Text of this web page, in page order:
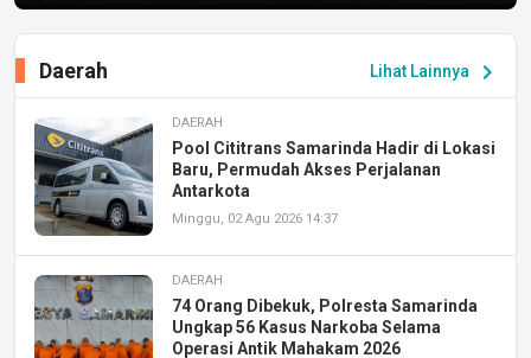
Lihat Lainnya chevron_right
Daerah
DAERAH
Pool Cititrans Samarinda Hadir di Lokasi
Baru, Permudah Akses Perjalanan
Antarkota
Minggu, 02 Agu 2026 14:37
DAERAH
74 Orang Dibekuk, Polresta Samarinda
Ungkap 56 Kasus Narkoba Selama
Operasi Antik Mahakam 2026